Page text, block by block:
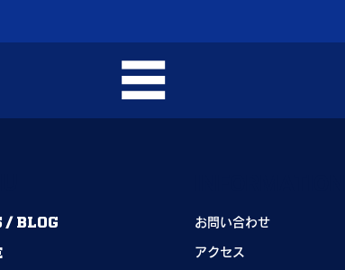
お問い合わせ
アクセス
/ BLOG